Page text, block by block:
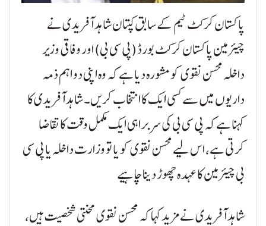
پاکستان کرکٹ ٹیم کے سابق کپتان شاہد آفریدی نے
چیئرمین پاکستان کرکٹ بورڈ (پی سی بی) اور وفاقی وزیر
داخلہ محسن نقوی کو مشورہ دیا ہے کہ وہ اپنی دو اہم ذمہ
داریوں میں سے کسی ایک کا انتخاب کریں۔شاہد آفریدی کا
کہنا ہے کہ پی سی بی کی سربراہی ایک مکمل وقت کا تقاضا
کرتی ہے، اس لیے محسن نقوی کو یا تو وزارت داخلہ یا پی سی
بی چیئرمین کا عہدہ چھوڑ دینا چاہیے
شاہد آفریدی نے مزید کہا کہ محسن نقوی محنتی شخصیت ہیں،